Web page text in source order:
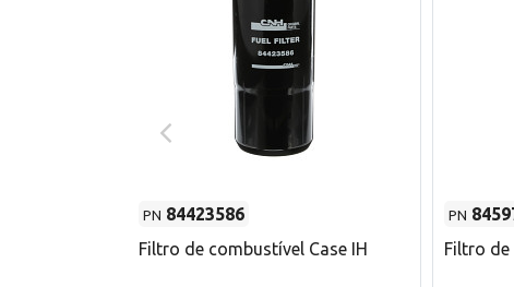
PN 84423586
Filtro de combustível Case IH
PN
Filtro de